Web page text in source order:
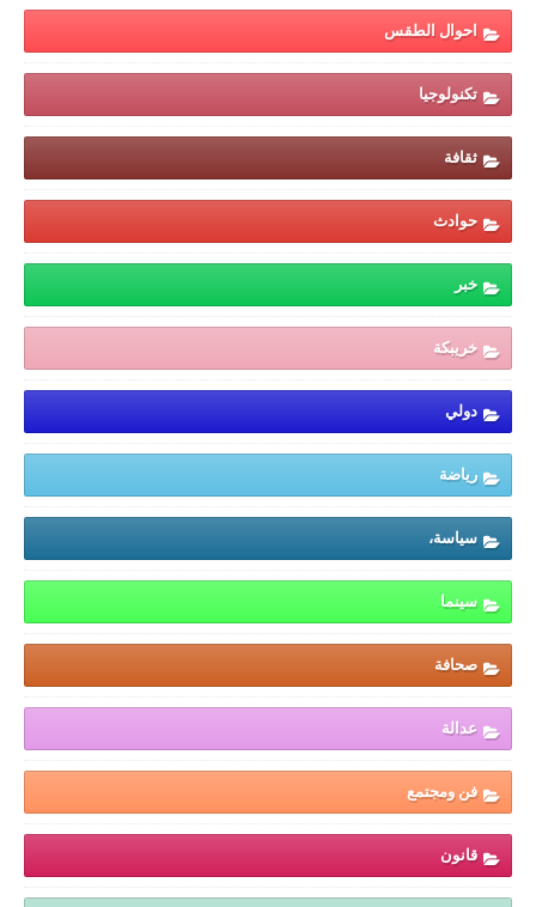
احوال الطقس
تكنولوجيا
ثقافة
حوادث
خبر
خريبكة
دولي
رياضة
سياسة،
سينما
صحافة
عدالة
فن ومجتمع
قانون